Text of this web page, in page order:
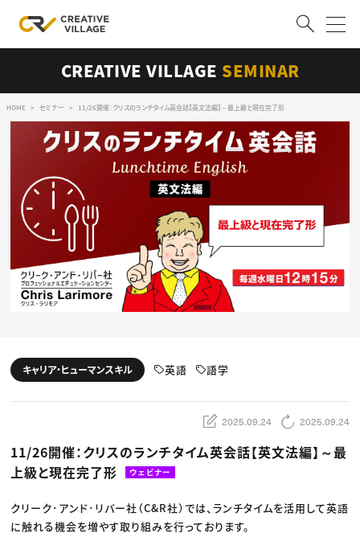
ログイン 会員登録
クリエイター求人を探す
CREATIVE JOB求人検索
特集求人
採用説明会
転職支援サービス
CONTENTS
スキルアップしたい！
動画配信・映像制作
編集・ライティング
ディレクション
TOP Creator’s コラム トップ
Webクリエイター
ゲームクリエイター
クリエイターインタビュー
C＆R Magazine
セミナー
ニュース・トレンド トップ
Web
映像
広告
出版
CREATIVE VILLAGEからのお知らせ
CREATIVE VILLAGE SEMINAR
HOME セミナー 11/26開催：クリスのランチタイム英会話【英文法編】～最上級と現在完了形
キャリア・ヒューマンスキル 英語 語学
2025.09.24 2025.09.24
11/26開催：クリスのランチタイム英会話【英文法編】～最
上級と現在完了形
ウェビナー
クリーク･アンド･リバー社（C&R社）では、ランチタイムを活用して英語
に触れる機会を増やす取り組みを行っております。